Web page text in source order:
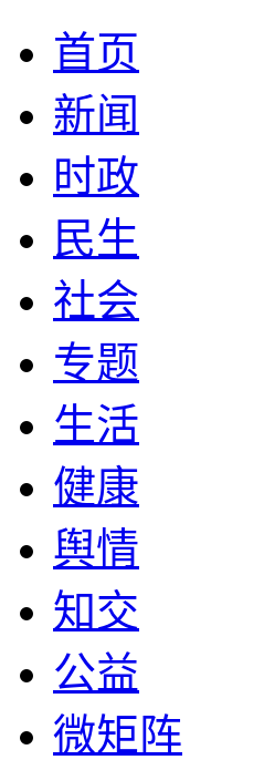
首页
新闻
时政
民生
社会
专题
生活
健康
舆情
知交
公益
微矩阵